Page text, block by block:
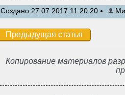
Создано 27.07.2017 11:20:20
Предыдущая статья
Копирование материалов